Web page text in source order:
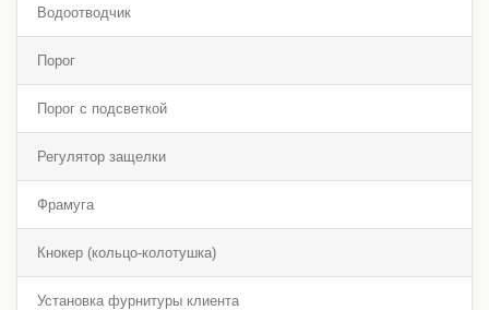
Водоотводчик
Порог
Порог с подсветкой
Регулятор защелки
Фрамуга
Кнокер (кольцо-колотушка)
Установка фурнитуры клиента